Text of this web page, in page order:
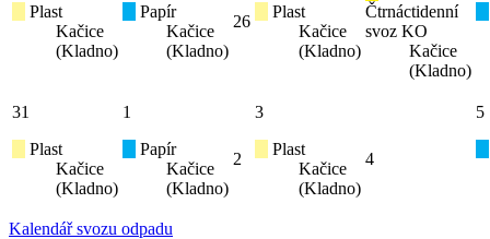
Plast
Kačice
(Kladno)
Papír
Kačice
(Kladno)
26
Plast
Kačice
(Kladno)
Čtrnáctidenní
svoz KO
Kačice
(Kladno)
31
Plast
Kačice
(Kladno)
1
Papír
Kačice
(Kladno)
2
3
Plast
Kačice
(Kladno)
4
5
Kalendář svozu odpadu